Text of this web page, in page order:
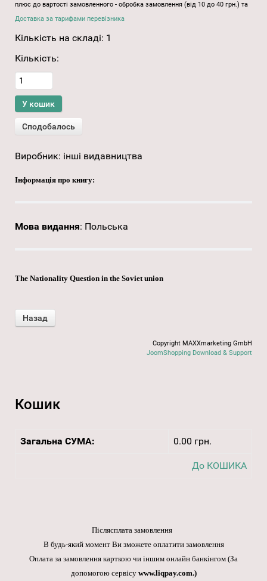
плюс до вартості замовленного - обробка замовлення (від 10 до 40 грн.) та
Доставка за тарифами перевізника
Кількість на складі: 1
Кількість:
Виробник: інші видавництва
Інформація про книгу:
Мова видання: Польська
The Nationality Question in the Soviet union
Copyright MAXXmarketing GmbH
JoomShopping Download & Support
Кошик
Загальна СУМА: 0.00 грн.
До КОШИКА
Післясплата замовлення
В будь-який момент Ви зможете оплатити замовлення
Оплата за замовлення карткою чи іншим онлайн банкінгом (За
допомогою сервісу www.liqpay.com.)